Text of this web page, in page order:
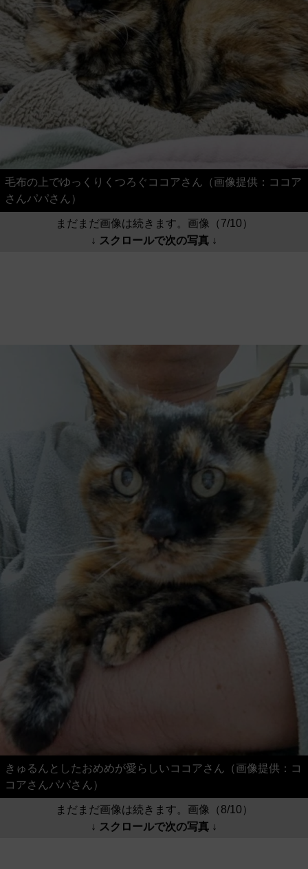
毛布の上でゆっくりくつろぐココアさん（画像提供：ココア
さんパパさん）
まだまだ画像は続きます。画像（7/10）
↓ スクロールで次の写真 ↓
きゅるんとしたおめめが愛らしいココアさん（画像提供：コ
コアさんパパさん）
まだまだ画像は続きます。画像（8/10）
↓ スクロールで次の写真 ↓